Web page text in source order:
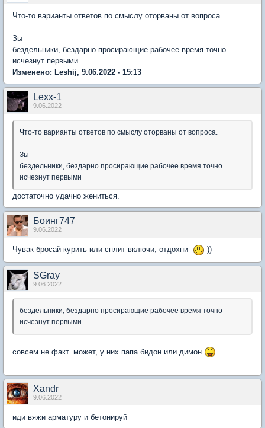
Что-то варианты ответов по смыслу оторваны от вопроса.
Зы
бездельники, бездарно просирающие рабочее время точно
исчезнут первыми
Изменено: Leshij, 9.06.2022 - 15:13
Lexx-1
9.06.2022
Что-то варианты ответов по смыслу оторваны от вопроса.
Зы
бездельники, бездарно просирающие рабочее время точно
исчезнут первыми
достаточно удачно жениться.
Боинг747
9.06.2022
Чувак бросай курить или сплит включи, отдохни ))
SGray
9.06.2022
бездельники, бездарно просирающие рабочее время точно
исчезнут первыми
совсем не факт. может, у них папа бидон или димон
Xandr
9.06.2022
иди вяжи арматуру и бетонируй